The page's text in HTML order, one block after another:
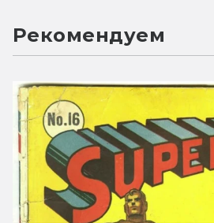
Рекомендуем